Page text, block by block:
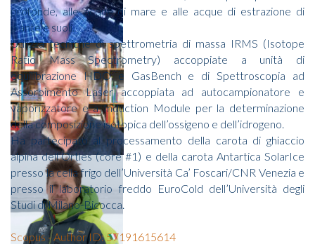
profonde, alle acque di mare e alle acque di estrazione di
piante e suoli.
Utilizza tecniche di spettrometria di massa IRMS (Isotope
Ratio Mass Spectrometry) accoppiate a unità di
equilibrazione HDO e GasBench e di Spettroscopia ad
Assorbimento Laser accoppiata ad autocampionatore e
vaporizzatore e a Induction Module per la determinazione
della composizione isotopica dell’ossigeno e dell’idrogeno.
Ha partecipato al processamento della carota di ghiaccio
alpina dell’Ortles (core #1) e della carota Antartica SolarIce
presso la cella frigo dell’Università Ca’ Foscari/CNR Venezia e
presso il laboratorio freddo EuroCold dell’Università degli
Studi di Milano-Bicocca.
Scopus - Author ID: 57191615614